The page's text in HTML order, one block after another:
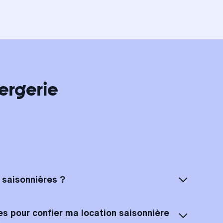
?
le meilleur moyen d'avoir un tiers de confiance sur place toute
partenaires, experts de leur marché, sont un point de contact
pour confier ma location saisonnière